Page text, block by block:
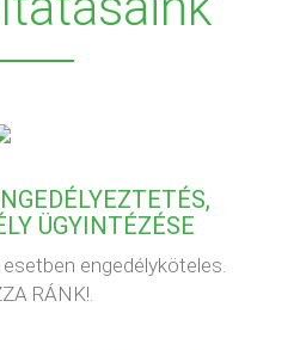
ÜGYINTÉZÉSE
engedélyköteles.
RÁNK!.